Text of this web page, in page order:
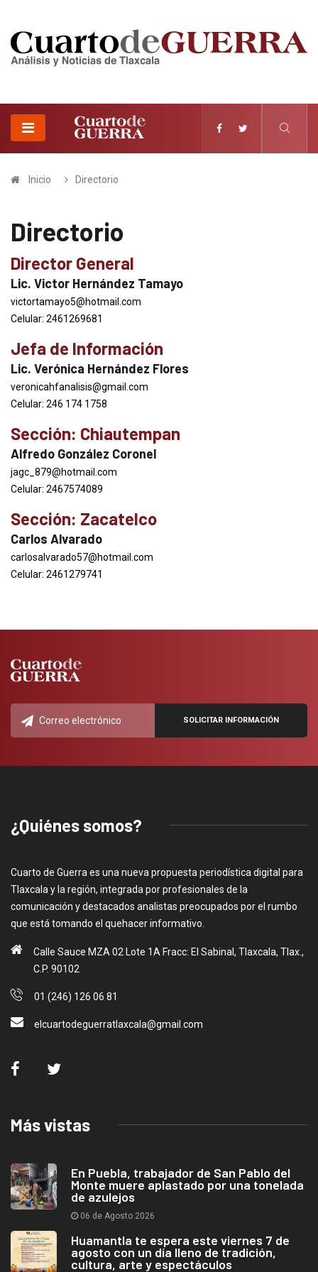
Inicio Directorio
Directorio
Director General
Lic. Victor Hernández Tamayo
victortamayo5@hotmail.com
Celular: 2461269681
Jefa de Información
Lic. Verónica Hernández Flores
veronicahfanalisis@gmail.com
Celular: 246 174 1758
Sección: Chiautempan
Alfredo González Coronel
jagc_879@hotmail.com
Celular: 2467574089
Sección: Zacatelco
Carlos Alvarado
carlosalvarado57@hotmail.com
Celular: 2461279741
¿Quiénes somos?
Cuarto de Guerra es una nueva propuesta periodística digital para
Tlaxcala y la región, integrada por profesionales de la
comunicación y destacados analistas preocupados por el rumbo
que está tomando el quehacer informativo.
Calle Sauce MZA 02 Lote 1A Fracc: El Sabinal, Tlaxcala, Tlax.,
C.P. 90102
01 (246) 126 06 81
elcuartodeguerratlaxcala@gmail.com
Más vistas
En Puebla, trabajador de San Pablo del
Monte muere aplastado por una tonelada
de azulejos
06 de Agosto 2026
Huamantla te espera este viernes 7 de
agosto con un día lleno de tradición,
cultura, arte y espectáculos